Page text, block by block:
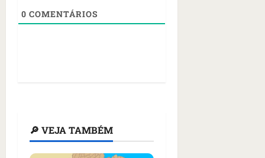
0 COMENTÁRIOS
🔎 VEJA TAMBÉM